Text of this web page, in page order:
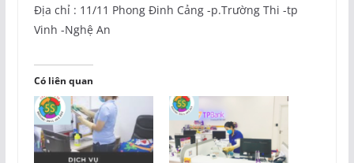
Địa chỉ : 11/11 Phong Đinh Cảng -p.Trường Thi -tp
Vinh -Nghệ An
Có liên quan